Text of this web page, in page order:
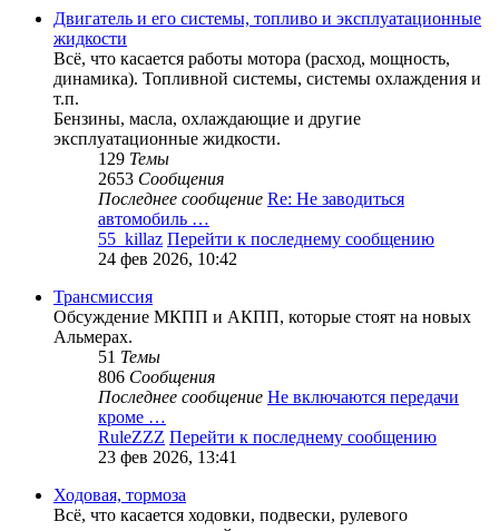
Двигатель и его системы, топливо и эксплуатационные
жидкости
Всё, что касается работы мотора (расход, мощность,
динамика). Топливной системы, системы охлаждения и
т.п.
Бензины, масла, охлаждающие и другие
эксплуатационные жидкости.
129 Темы
2653 Сообщения
Последнее сообщение Re: Не заводиться
автомобиль …
55_killaz Перейти к последнему сообщению
24 фев 2026, 10:42
Трансмиссия
Обсуждение МКПП и АКПП, которые стоят на новых
Альмерах.
51 Темы
806 Сообщения
Последнее сообщение Не включаются передачи
кроме …
RuleZZZ Перейти к последнему сообщению
23 фев 2026, 13:41
Ходовая, тормоза
Всё, что касается ходовки, подвески, рулевого